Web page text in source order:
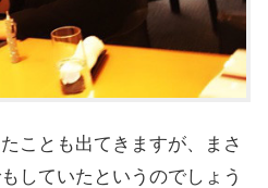
ことも出てきますが、まさ
していたというのでしょう